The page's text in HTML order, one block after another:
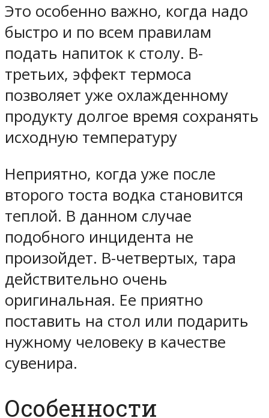
Это особенно важно, когда надо
быстро и по всем правилам
подать напиток к столу. В-
третьих, эффект термоса
позволяет уже охлажденному
продукту долгое время сохранять
исходную температуру
Неприятно, когда уже после
второго тоста водка становится
теплой. В данном случае
подобного инцидента не
произойдет. В-четвертых, тара
действительно очень
оригинальная. Ее приятно
поставить на стол или подарить
нужному человеку в качестве
сувенира.
Особенности